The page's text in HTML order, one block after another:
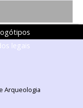
legais
Arqueologia